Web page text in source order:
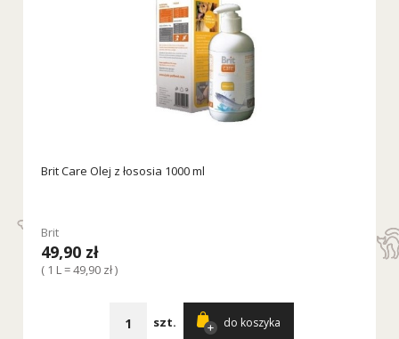
Brit Care Olej z łososia 1000 ml
Brit
49,90 zł
( 1 L = 49,90 zł )
szt. do koszyka